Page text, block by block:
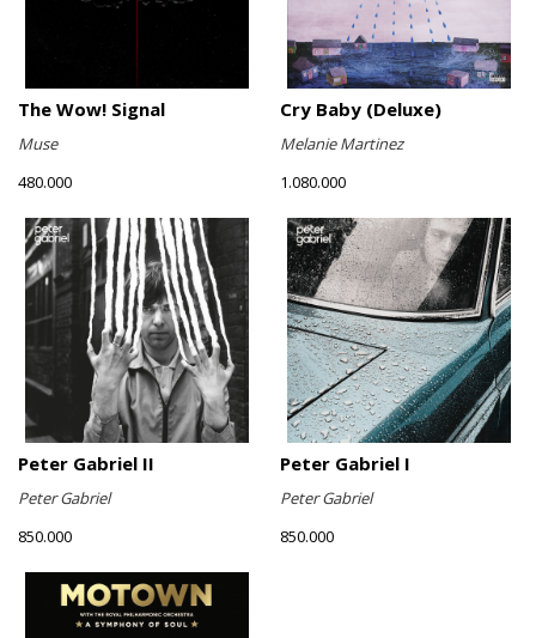
The Wow! Signal
Muse
480.000
Cry Baby (Deluxe)
Melanie Martinez
1.080.000
Peter Gabriel II
Peter Gabriel
850.000
Peter Gabriel I
Peter Gabriel
850.000